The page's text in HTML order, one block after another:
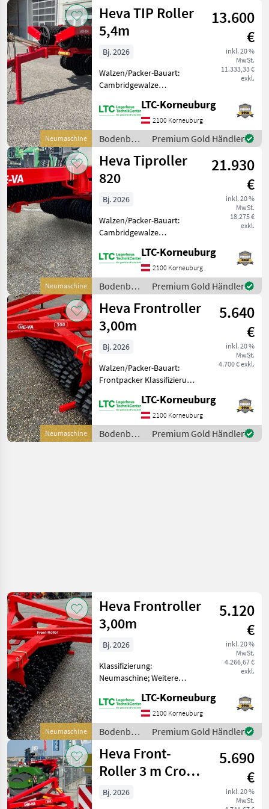
Seitensegmenten - Mit HEVA
SAT-S
Neumaschine
Heva TIP Roller
5,4m
13.600
€
inkl. 20 %
MwSt.
11.333,33 €
exkl.
Bj. 2026
Walzen/Packer-Bauart:
Cambridgewalze
Neumaschine; Weitere
Maschinenmerkmale: HE-VA
TIP Roller / Walze Neugerät.
- mit 5, 4m Arbeitsbreite -
105 Camb
LTC-Korneuburg
2100 Korneuburg
Bodenbearbeitung
/ Heva
Premium Gold Händler
Neumaschine
Heva Tiproller
820
21.930
€
inkl. 20 %
MwSt.
18.275 €
exkl.
Bj. 2026
Walzen/Packer-Bauart:
Cambridgewalze
Neumaschine; Weitere
Maschinenmerkmale:
Arbeitsbreite 8, 20m
Bereifung 400/60-15.5
Ringdurchmesser 560mm
mit 9 S
LTC-Korneuburg
2100 Korneuburg
Bodenbearbeitung
/ Heva
Premium Gold Händler
Neumaschine
Heva Frontroller
3,00m
5.640
€
inkl. 20 %
MwSt.
4.700 € exkl.
Bj. 2026
Walzen/Packer-Bauart:
Frontpacker Klassifizierung:
Seriennummer/Fahrgestellnummer:
710433; Weitere
Maschinenmerkmale: Heva
Frontroller Breite 3, 0m,
LTC-Korneuburg
2100 Korneuburg
Bodenbearbeitung
/ Heva
Premium Gold Händler
Neumaschine
Heva Frontroller
3,00m
5.120
€
inkl. 20 %
MwSt.
4.266,67 €
exkl.
Bj. 2026
Klassifizierung:
Neumaschine; Weitere
Frontroller Breite 3, 0m, 27
Ringe Gewicht: 1033kg
Durchmesser 485/530
CrossKill - Lenkbock -
Stabile S
LTC-Korneuburg
2100 Korneuburg
Bodenbearbeitung
/ Heva
Premium Gold Händler
Heva Front-
Roller 3 m Cross-
Kill 485-530 mm
5.690
€
inkl. 20 %
MwSt.
Bj. 2026